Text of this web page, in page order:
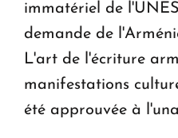
immatériel de
demande de
L'art de l'écriture
manifestations
été approuvée à